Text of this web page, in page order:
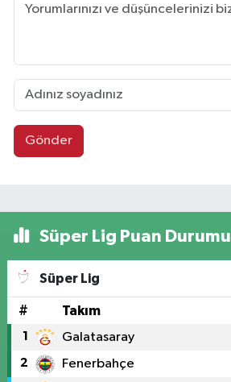
Gönder
Süper Lig Puan Durumu
Süper Lig
# Takım
1 Galatasaray
2 Fenerbahçe